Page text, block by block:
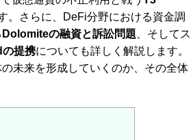
。さらに、DeFi分野における資金調
Dolomiteの融資と訴訟問題 、そしてス
提携についても詳しく解説します。
未来を形成していくのか、その全体